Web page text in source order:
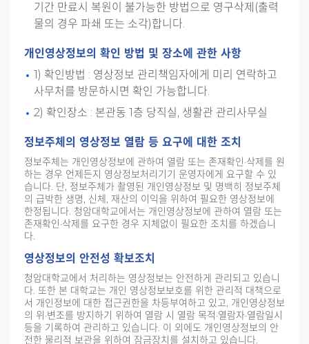
기간 만료시 복원이 불가능한 방법으로 영구삭제(출력
물의 경우 파쇄 또는 소각)합니다.
개인영상정보의 확인 방법 및 장소에 관한 사항
1) 확인방법 : 영상정보 관리책임자에게 미리 연락하고
사무처를 방문하시면 확인 가능합니다.
2) 확인장소 : 본관동 1층 당직실, 생활관 관리사무실
정보주체의 영상정보 열람 등 요구에 대한 조치
정보주체는 개인영상정보에 관하여 열람 또는 존재확인·삭제를 원
하는 경우 언제든지 영상정보처리기기 운영자에게 요구할 수 있
습니다. 단, 정보주체가 촬영된 개인영상정보 및 명백히 정보주체
의 급박한 생명, 신체, 재산의 이익을 위하여 필요한 영상정보에
한정됩니다. 청암대학교에서는 개인영상정보에 관하여 열람 또는
존재확인·삭제를 요구한 경우 지체없이 필요한 조치를 하겠습니
다.
영상정보의 안전성 확보조치
청암대학교에서 처리하는 영상정보는 안전하게 관리되고 있습니
다. 또한 본 대학교는 개인 영상정보보호를 위한 관리적 대책으로
서 개인정보에 대한 접근권한을 차등부여하고 있고, 개인영상정보
의 위·변조를 방지하기 위하여 열람 시 열람 목적·열람자·열람일시
등을 기록하여 관리하고 있습니다. 이 외에도 개인영상정보의 안
전한 물리적 보관을 위하여 잠금장치를 설치하고 있습니다.